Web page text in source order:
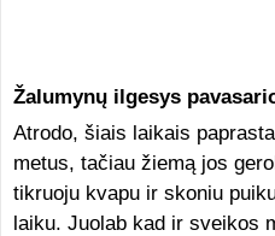
Žalumynų ilgesys
Atrodo, šiais laikais
metus, tačiau žiemą jos
tikruoju kvapu ir skoniu
laiku. Juolab kad ir sveikos